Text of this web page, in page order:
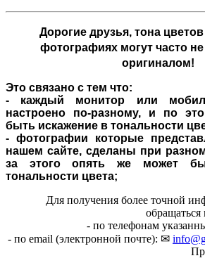
Дорогие друзья,тона
фотографиях могут часто
оригиналом!
Это связано с тем что:
- каждый монитор или
настроено по-разному, и по
быть искажение в тональности
- фотографии которые
нашем сайте, сделаны при
за этого опять же может
тональности цвета;
Для получения более точной
- по телефонам
- по email (электронной почте): ✉